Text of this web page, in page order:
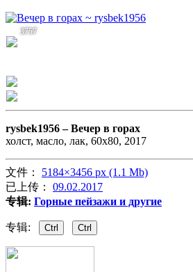
3757
rysbek1956 –Вечер в горах
холст, масло, лак, 60х80, 2017
文件： 5184×3456 px (1.1 Mb)
已上传： 09.02.2017
专辑: Горные пейзажи и другие
专辑: Ctrl Ctrl